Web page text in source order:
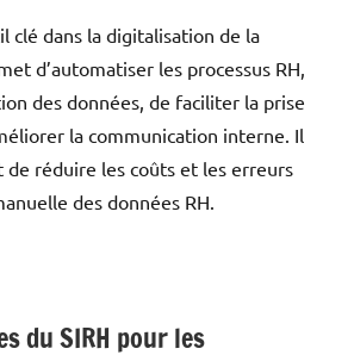
clé dans la digitalisation de la
d’automatiser les processus RH,
des données, de faciliter la prise
la communication interne. Il
réduire les coûts et les erreurs
des données RH.
du SIRH pour les